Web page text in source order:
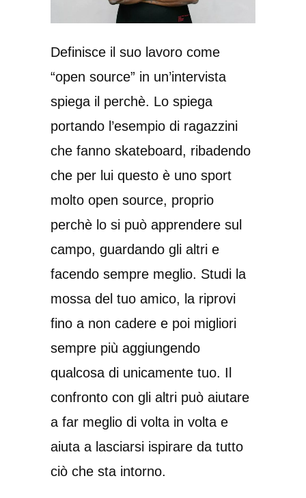
Definisce il suo lavoro come
“open source” in un’intervista
spiega il perchè. Lo spiega
portando l’esempio di ragazzini
che fanno skateboard, ribadendo
che per lui questo è uno sport
molto open source, proprio
perchè lo si può apprendere sul
campo, guardando gli altri e
facendo sempre meglio. Studi la
mossa del tuo amico, la riprovi
fino a non cadere e poi migliori
sempre più aggiungendo
qualcosa di unicamente tuo. Il
confronto con gli altri può aiutare
a far meglio di volta in volta e
aiuta a lasciarsi ispirare da tutto
ciò che sta intorno.